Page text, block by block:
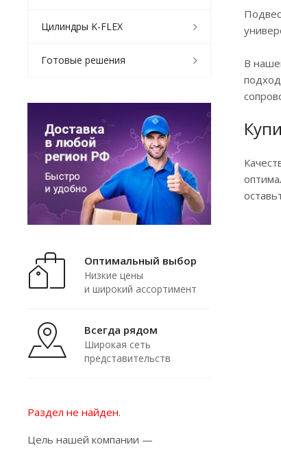
В
Цилиндры K-FLEX
Готовые решения
Оптимальный выбор
Низкие цены
и широкий ассортимент
Всегда рядом
Широкая сеть
представительств
Раздел не найден.
Цель нашей компании —